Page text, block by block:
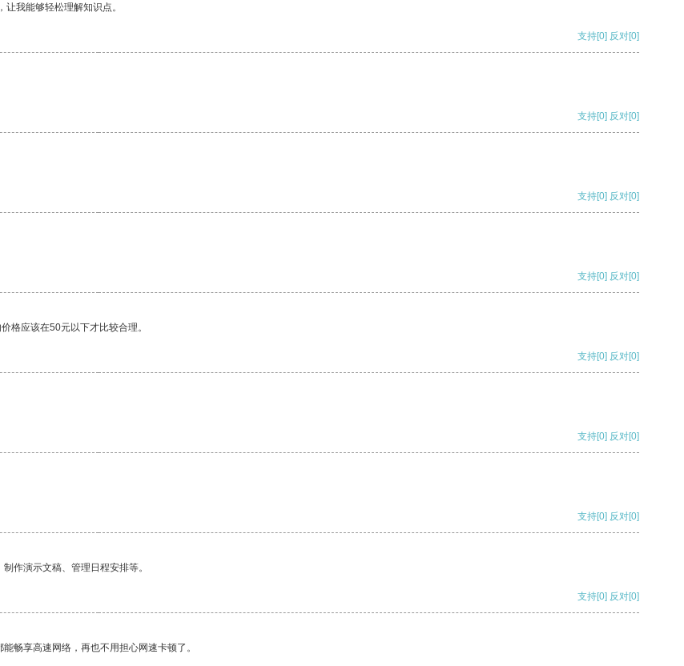
我能够轻松理解知识点。
支持[0] 反对[0]
支持[0] 反对[0]
支持[0] 反对[0]
支持[0] 反对[0]
格应该在50元以下才比较合理。
支持[0] 反对[0]
支持[0] 反对[0]
支持[0] 反对[0]
作演示文稿、管理日程安排等。
支持[0] 反对[0]
畅享高速网络，再也不用担心网速卡顿了。